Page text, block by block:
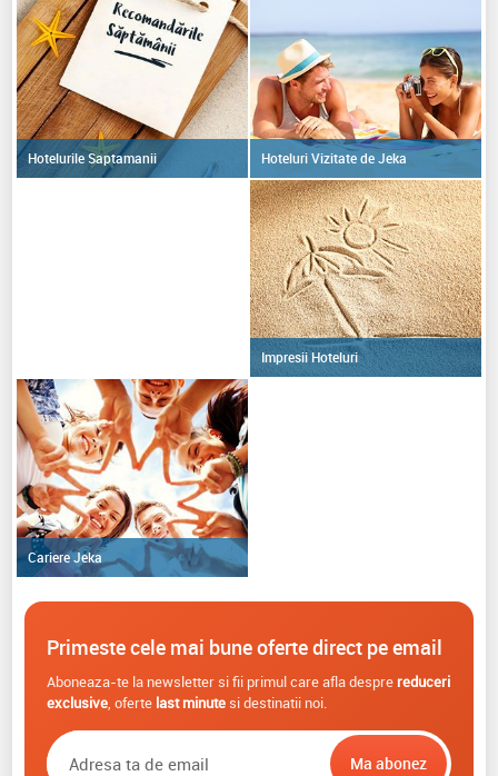
Hotelurile Saptamanii Hoteluri Vizitate de Jeka
Impresii Hoteluri
Cariere Jeka
Primeste cele mai bune oferte direct pe email
Aboneaza-te la newsletter si fii primul care afla despre reduceri
exclusive, oferte last minutesi destinatii noi.